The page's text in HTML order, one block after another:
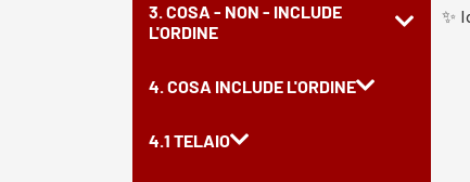
3. COSA - NON - INCLUDE
L'ORDINE
4. COSA INCLUDE L'ORDINE
4.1 TELAIO
✨